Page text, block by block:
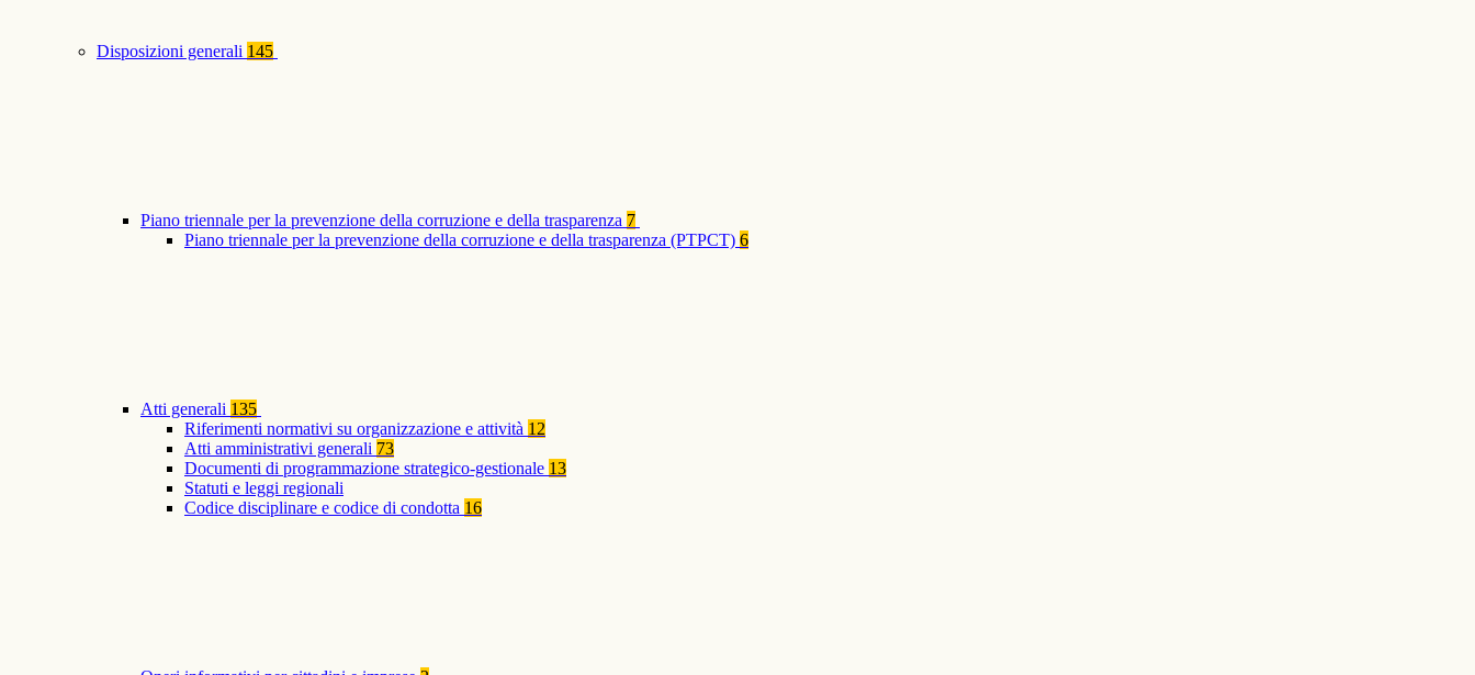
Disposizioni generali 145
Piano triennale per la prevenzione della corruzione e della trasparenza 7
Piano triennale per la prevenzione della corruzione e della trasparenza (PTPCT) 6
Atti generali 135
Riferimenti normativi su organizzazione e attività 12
Atti amministrativi generali 73
Documenti di programmazione strategico-gestionale 13
Statuti e leggi regionali
Codice disciplinare e codice di condotta 16